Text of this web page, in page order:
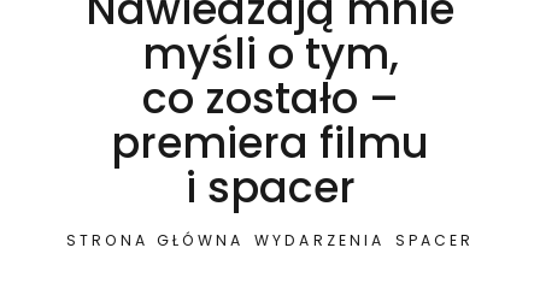
myśli o tym,
co zostało –
premiera filmu
i spacer
STRONA GŁÓWNA WYDARZENIA SPACER